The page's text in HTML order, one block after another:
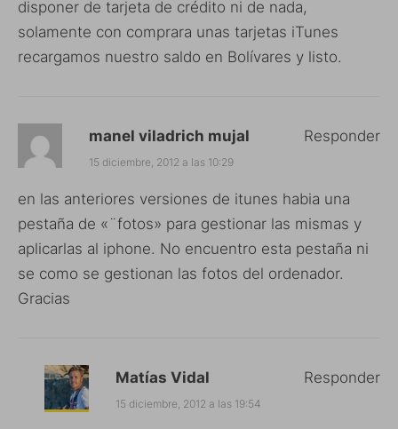
disponer de tarjeta de crédito ni de nada,
solamente con comprara unas tarjetas iTunes
recargamos nuestro saldo en Bolívares y listo.
manel viladrich mujal
15 diciembre, 2012 a las 10:29
en las anteriores versiones de itunes habia una
pestaña de «¨fotos» para gestionar las mismas y
aplicarlas al iphone. No encuentro esta pestaña ni
se como se gestionan las fotos del ordenador.
Gracias
Responder
Matías Vidal
15 diciembre, 2012 a las 19:54
Responder